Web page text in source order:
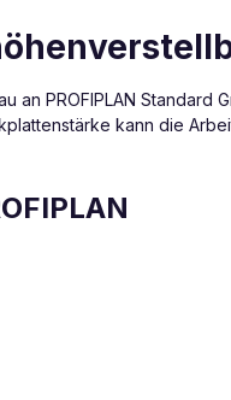
an PROFIPLAN Standard
kann die